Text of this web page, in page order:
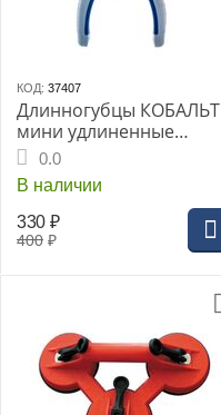
КОД: 37407
Длинногубцы КОБАЛЬТ
мини удлиненные
165мм (1шт) подвес
(244-131)
0.0
В наличии
400 ₽
330 ₽